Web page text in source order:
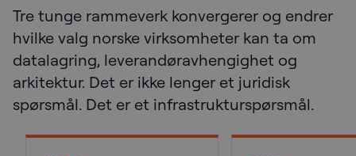
Tre tunge rammeverk konvergerer og endrer
hvilke valg norske virksomheter kan ta om
datalagring, leverandøravhengighet og
arkitektur. Det er ikke lenger et juridisk
spørsmål. Det er et infrastrukturspørsmål.